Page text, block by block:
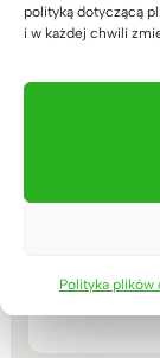
polityką dotyczącą
i w każdej chwili
Polityka plików